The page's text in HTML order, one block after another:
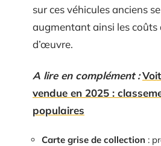
sur ces véhicules anciens
augmentant ainsi les coûts
d’œuvre.
A lire en complément :
vendue en 2025 :
populaires
Carte grise de collection :